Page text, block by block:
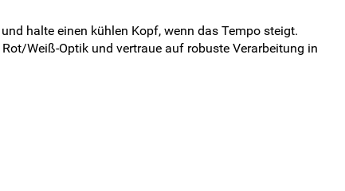
halte einen kühlen Kopf, wenn das Tempo steigt.
Weiß-Optik und vertraue auf robuste Verarbeitung in